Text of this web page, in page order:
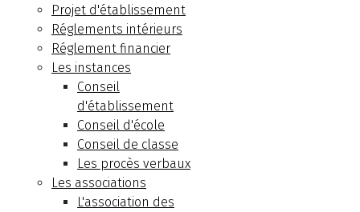
Projet d'établissement
Réglements intérieurs
Réglement financier
Les instances
Conseil
d'établissement
Conseil d'école
Conseil de classe
Les procès verbaux
Les associations
L'association des